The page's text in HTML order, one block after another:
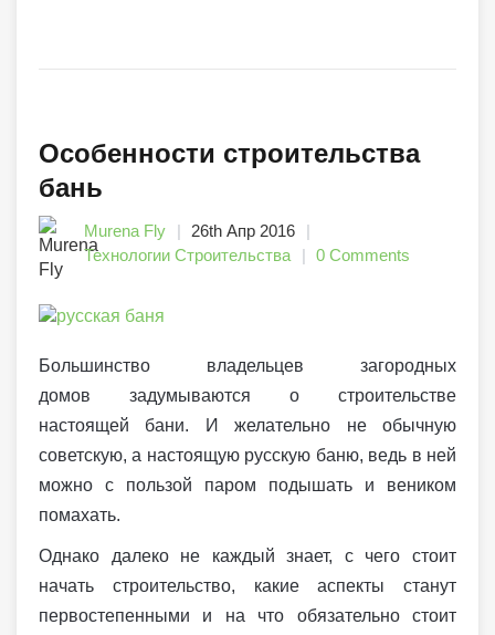
Особенности строительства
бань
Murena Fly
26th Апр 2016
Технологии Строительства
0 Comments
Большинство владельцев загородных
домов задумываются о строительстве
настоящей бани. И желательно не обычную
советскую, а настоящую русскую баню, ведь в ней
можно с пользой паром подышать и веником
помахать.
Однако далеко не каждый знает, с чего стоит
начать строительство, какие аспекты станут
первостепенными и на что обязательно стоит